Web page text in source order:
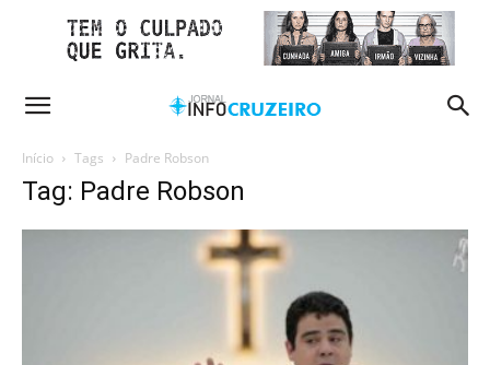
Início Tags Padre Robson
Tag: Padre Robson